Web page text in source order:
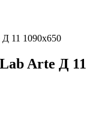
11 1090х650
Arte Д 11